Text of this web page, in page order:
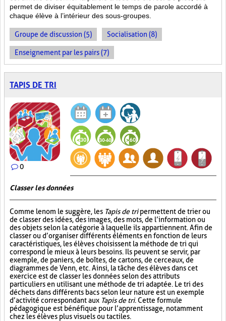
permet de diviser équitablement le temps de parole accordé à
chaque élève à l’intérieur des sous-groupes.
Groupe de discussion (5) Socialisation (8)
Enseignement par les pairs (7)
TAPIS DE TRI
0
Classer les données
Comme le nom le suggère, les Tapis de tripermettent de trier ou
de classer des idées, des images, des mots, de l’information ou
des objets selon la catégorie à laquelle ils appartiennent. Afin de
classer ou d’organiser différents éléments en fonction de leurs
caractéristiques, les élèves choisissent la méthode de tri qui
correspond le mieux à leurs besoins. Ils peuvent se servir, par
exemple, de paniers, de boîtes, de cartons, de cerceaux, de
diagrammes de Venn, etc. Ainsi, la tâche des élèves dans cet
exercice est de classer les données selon des attributs
particuliers en utilisant une méthode de tri adaptée. Le tri des
déchets dans différents bacs selon leur nature est un exemple
d’activité correspondant aux Tapis de tri. Cette formule
pédagogique est bénéfique pour l’apprentissage, notamment
chez les élèves plus visuels ou tactiles.